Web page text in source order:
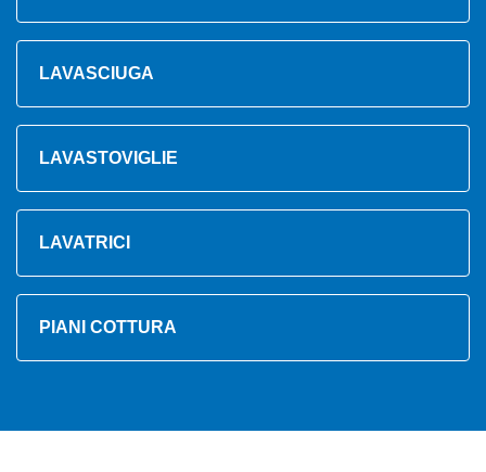
LAVASCIUGA
LAVASTOVIGLIE
LAVATRICI
PIANI COTTURA